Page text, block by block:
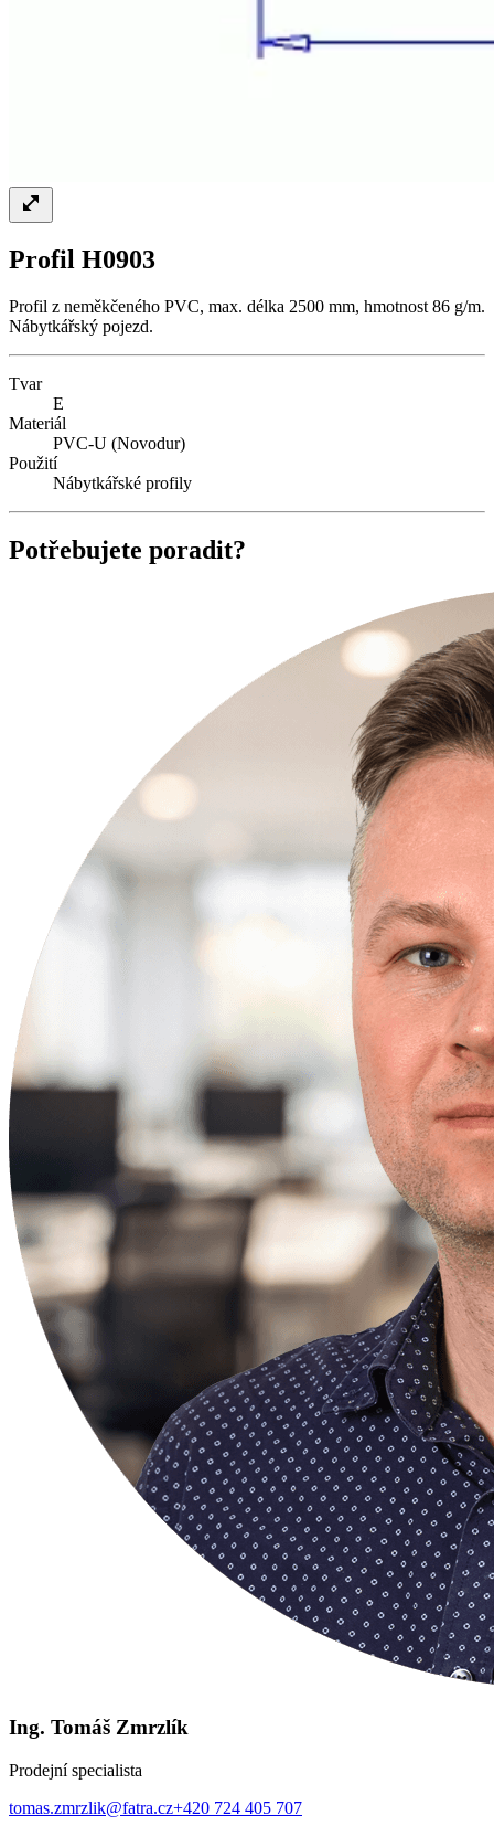
Profil H0903
Profil z neměkčeného PVC, max. délka 2500 mm, hmotnost 86 g/m.
Nábytkářský pojezd.
Tvar
E
Materiál
PVC-U (Novodur)
Použití
Nábytkářské profily
Potřebujete poradit?
Ing. Tomáš Zmrzlík
Prodejní specialista
tomas.zmrzlik@fatra.cz+420 724 405 707